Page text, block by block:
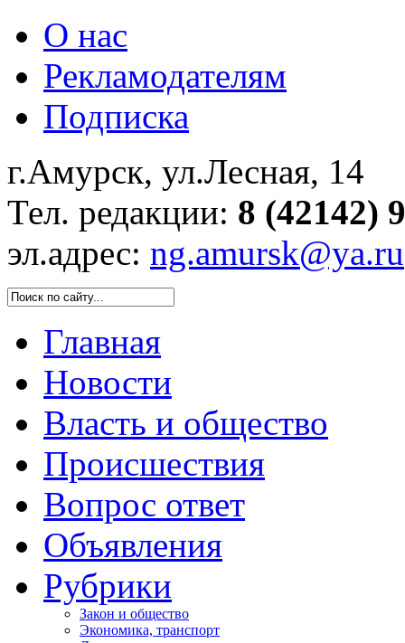
О нас
Рекламодателям
Подписка
г.Амурск, ул.Лесная, 14
Тел. редакции: 8 (42142)
эл.адрес: ng.amursk@ya.ru
Главная
Новости
Власть и общество
Происшествия
Вопрос ответ
Объявления
Рубрики
Закон и общество
Экономика, транспорт